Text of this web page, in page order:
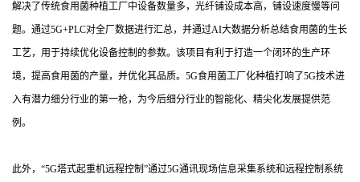
解决了传统食用菌种植工厂中设备数量多，光纤铺设成本高，铺设速度慢等问
题。通过5G+PLC对全厂数据进行汇总，并通过AI大数据分析总结食用菌的生长
工艺，用于持续优化设备控制的参数。该项目有利于打造一个闭环的生产环
境，提高食用菌的产量，并优化其品质。5G食用菌工厂化种植打响了5G技术进
入有潜力细分行业的第一枪，为今后细分行业的智能化、精尖化发展提供范
例。
此外，“5G塔式起重机远程控制”通过5G通讯现场信息采集系统和远程控制系统